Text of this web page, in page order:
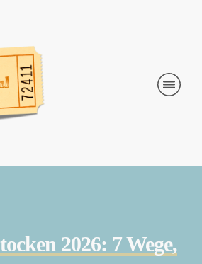
2026: 7 Wege,